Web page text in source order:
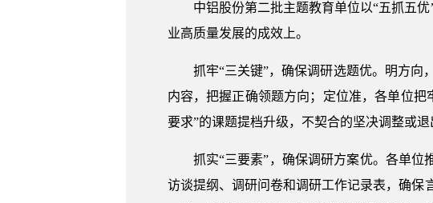
中铝股份第二批主题教育单位以“五抓五
业高质量发展的成效上。
抓牢“三关键”，确保调研选题优。明方向
内容，把握正确领题方向；定位准，各单位
要求”的课题提档升级，不契合的坚决调整或
抓实“三要素”，确保调研方案优。各单位
访谈提纲、调研问卷和调研工作记录表，确保